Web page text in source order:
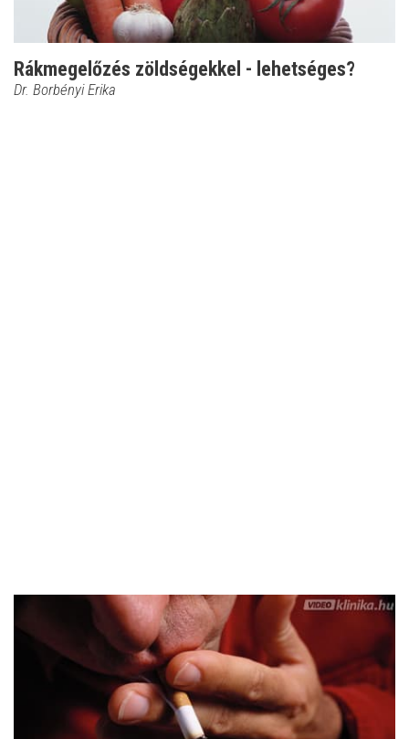
Rákmegelőzés zöldségekkel - lehetséges?
Dr. Borbényi Erika